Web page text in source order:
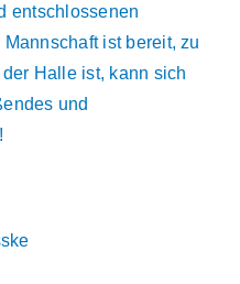
entschlossenen
ist bereit, zu
Halle ist, kann sich
und